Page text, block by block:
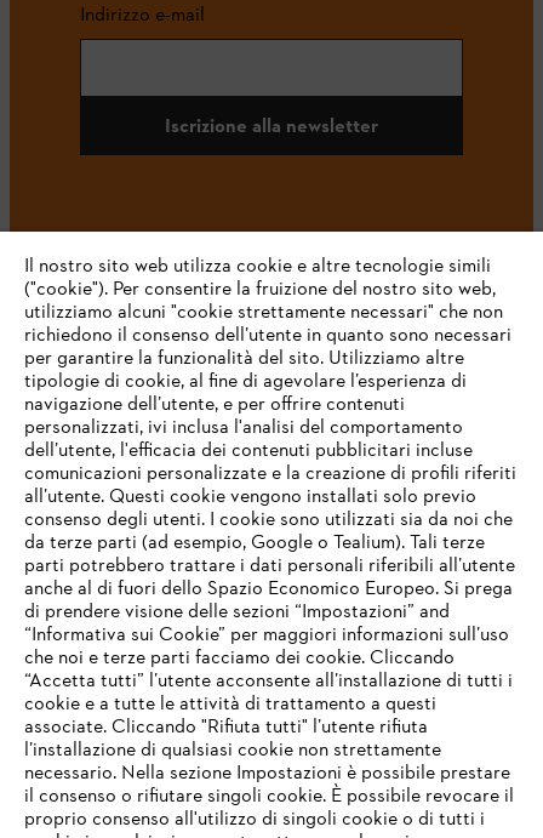
Indirizzo e-mail
Iscrizione alla newsletter
#STIHL
L’azienda
STIHL FAQ
Service
Termini e condizioni generali Privacy policy
IHR BROWSER WIRD NICHT
UNTERSTÜTZT
Sie nutzen einen Browser, den wir noch nicht unterstützen. Für
eine optimale Nutzung unserer Seite empfehlen wir Ihnen, zu
einem der folgenden Browser zu wechseln:
Il nostro sito web utilizza cookie e altre tecnologie simili
("cookie"). Per consentire la fruizione del nostro sito web,
utilizziamo alcuni "cookie strettamente necessari" che non
richiedono il consenso dell’utente in quanto sono necessari
per garantire la funzionalità del sito. Utilizziamo altre
tipologie di cookie, al fine di agevolare l’esperienza di
navigazione dell’utente, e per offrire contenuti
personalizzati, ivi inclusa l'analisi del comportamento
dell’utente, l'efficacia dei contenuti pubblicitari incluse
comunicazioni personalizzate e la creazione di profili riferiti
all’utente. Questi cookie vengono installati solo previo
consenso degli utenti. I cookie sono utilizzati sia da noi che
da terze parti (ad esempio, Google o Tealium). Tali terze
parti potrebbero trattare i dati personali riferibili all’utente
anche al di fuori dello Spazio Economico Europeo. Si prega
di prendere visione delle sezioni “Impostazioni” and
“Informativa sui Cookie” per maggiori informazioni sull’uso
che noi e terze parti facciamo dei cookie. Cliccando
“Accetta tutti” l’utente acconsente all’installazione di tutti i
cookie e a tutte le attività di trattamento a questi
associate. Cliccando "Rifiuta tutti" l’utente rifiuta
l’installazione di qualsiasi cookie non strettamente
necessario. Nella sezione Impostazioni è possibile prestare
il consenso o rifiutare singoli cookie. È possibile revocare il
proprio consenso all'utilizzo di singoli cookie o di tutti i